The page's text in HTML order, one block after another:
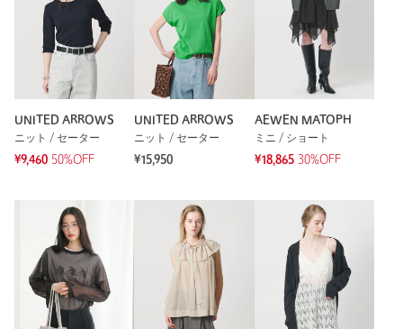
UNITED ARROWS
ニット / セーター
¥9,460 50%OFF
UNITED ARROWS
ニット / セーター
¥15,950
AEWEN MATOPH
ミニ / ショート
¥18,865 30%OFF